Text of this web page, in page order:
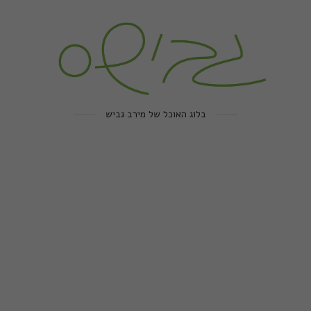
בלוג האוכל של מירב גביש